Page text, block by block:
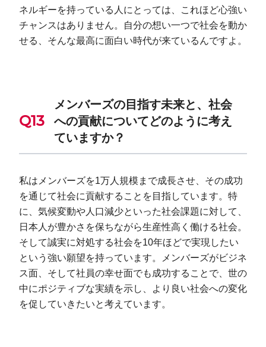
ネルギーを持っている人にとっては、これほど心強い
チャンスはありません。自分の想い一つで社会を動か
せる、そんな最高に面白い時代が来ているんですよ。
メンバーズの目指す未来と、社会
への貢献についてどのように考え
ていますか？
私はメンバーズを1万人規模まで成長させ、その成功
を通じて社会に貢献することを目指しています。特
に、気候変動や人口減少といった社会課題に対して、
日本人が豊かさを保ちながら生産性高く働ける社会。
そして誠実に対処する社会を10年ほどで実現したい
という強い願望を持っています。メンバーズがビジネ
ス面、そして社員の幸せ面でも成功することで、世の
中にポジティブな実績を示し、より良い社会への変化
を促していきたいと考えています。